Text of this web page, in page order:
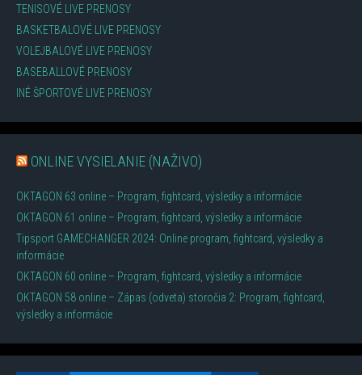
TENISOVÉ LIVE PRENOSY
BASKETBALOVÉ LIVE PRENOSY
VOLEJBALOVÉ LIVE PRENOSY
BASEBALLOVÉ PRENOSY
INÉ ŠPORTOVÉ LIVE PRENOSY
ONLINE VYSIELANIE (NAŽIVO)
OKTAGON 63 online – Program, fightcard, výsledky a informácie
OKTAGON 61 online – Program, fightcard, výsledky a informácie
Tipsport GAMECHANGER 2024: Online program, fightcard, výsledky a
informácie
OKTAGON 60 online – Program, fightcard, výsledky a informácie
OKTAGON 58 online – Zápas (odveta) storočia 2: Program, fightcard,
výsledky a informácie